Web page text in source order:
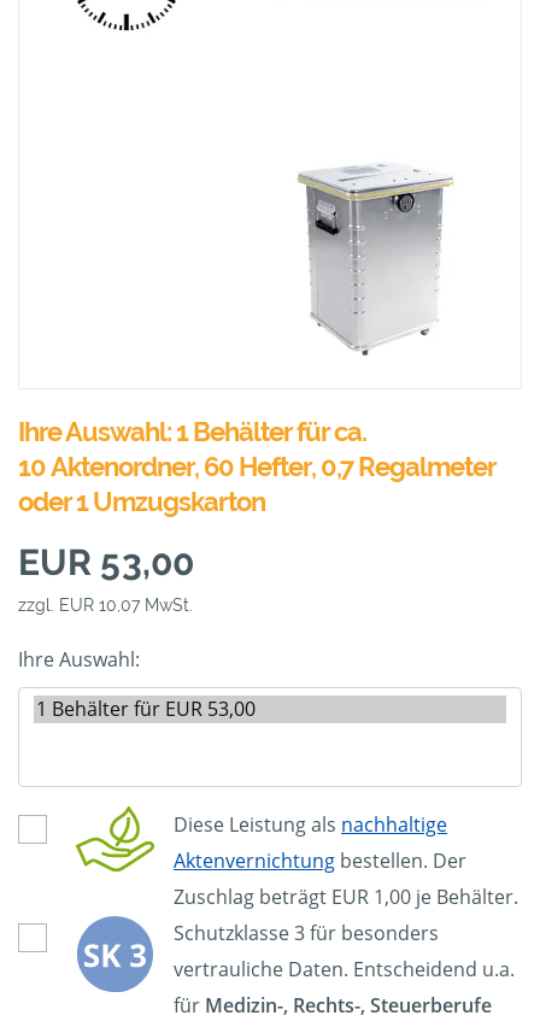
Ihre Auswahl: 1 Behälter für ca.
10 Aktenordner, 60 Hefter, 0,7 Regalmeter
oder 1 Umzugskarton
EUR 53,00
zzgl. EUR 10,07 MwSt.
Ihre Auswahl:
Diese Leistung als nachhaltige
Aktenvernichtung bestellen. Der
Zuschlag beträgt EUR 1,00 je Behälter.
Schutzklasse 3 für besonders
vertrauliche Daten. Entscheidend u.a.
für Medizin-, Rechts-, Steuerberufe